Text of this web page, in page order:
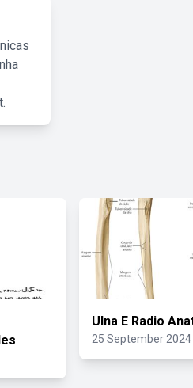
Ulna E Radio
25 September 2024